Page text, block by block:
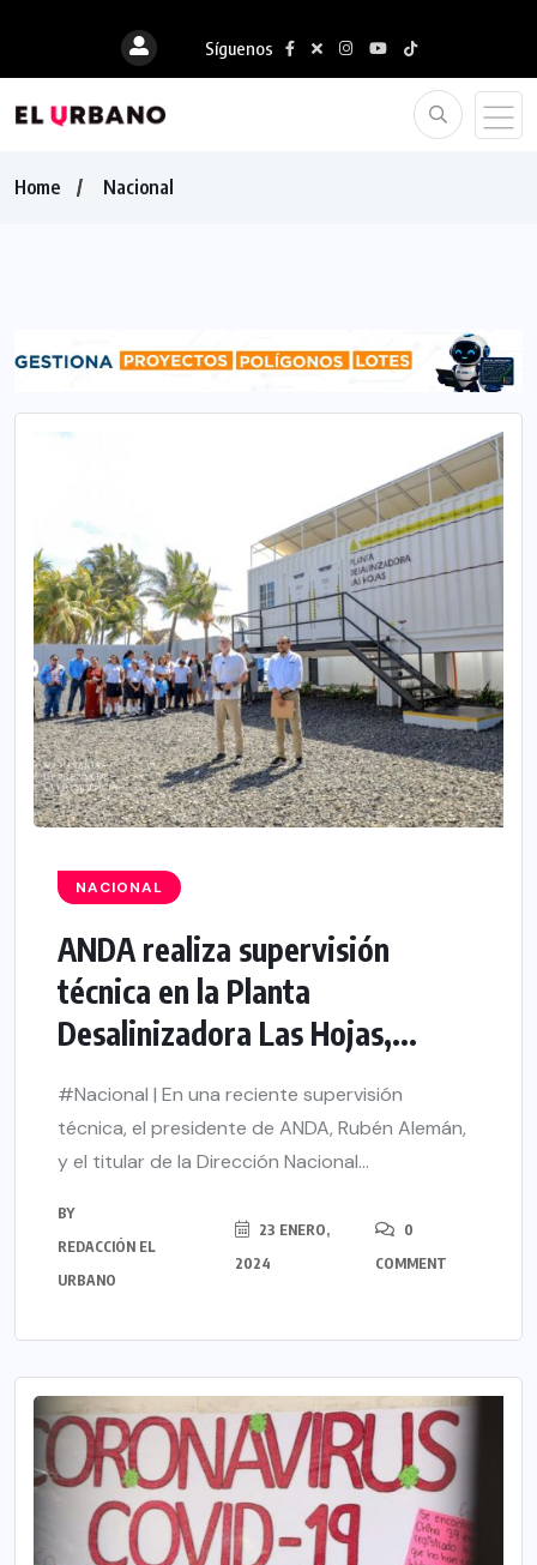
Síguenos
Home Nacional
NACIONAL
ANDA realiza supervisión
técnica en la Planta
Desalinizadora Las Hojas,...
#Nacional | En una reciente supervisión
técnica, el presidente de ANDA, Rubén Alemán,
y el titular de la Dirección Nacional...
BY
REDACCIÓN EL
URBANO
23 ENERO,
2024
0
COMMENT